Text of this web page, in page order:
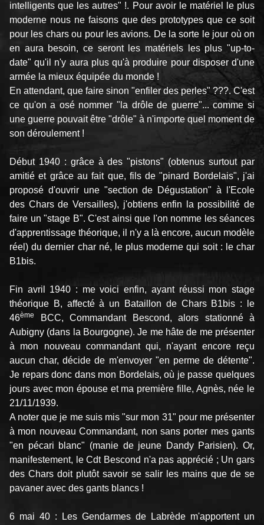
intelligents que les autres" !. Pour avoir le matériel le plus
moderne nous ne faisons que des prototypes que ce soit
pour les chars ou pour les avions. De la sorte le jour où on
en aura besoin, ce seront les matériels les plus "up-to-
date" qu'il n'y aura plus qu'à produire pour disposer d'une
armée la mieux équipée du monde !
En attendant, que faire sinon "enfiler des perles" ???. C'est
ce qu'on a osé nommer "la drôle de guerre"... comme si
une guerre pouvait être "drôle" à n'importe quel moment de
son déroulement !
Début 1940 : grâce à des "pistons" (obtenus surtout par
amitié et grâce au fait que, fils de "pinard Bordelais", j'ai
proposé d'ouvrir une "section de Dégustation" à l'Ecole
des Chars de Versailles), j'obtiens enfin la possibilité de
faire un "stage B". C'est ainsi que l'on nomme les séances
d'apprentissage théorique, il n'y a là encore, aucun modèle
réel) du dernier char né, le plus moderne qui soit : le char
B1bis.
Fin avril 1940 : me voici enfin, ayant réussi mon stage
théorique B, affecté à un Bataillon de Chars B1bis : le
46ème
BCC, Commandant Bescond, alors stationné à
Aubigny (dans la Bourgogne). Je me hâte de me présenter
à mon nouveau commandant qui, n'ayant encore reçu
aucun char, décide de m'envoyer "en perme de détente".
Je repars donc dans mon Bordelais, où je passe quelques
jours avec mon épouse et ma première fille, Agnès, née le
21/11/1939.
A noter que je me suis mis "sur mon 31" pour me présenter
à mon nouveau Commandant, non sans porter mes gants
"en pécari blanc" (manie de jeune Dandy Parisien). Or,
manifestement, le Cdt Bescond n'a pas apprécié ; Un gars
des Chars doit plutôt savoir se salir les mains que de se
pavaner avec des gants blancs !
6 mai 40 : Les Gendarmes de Labrède m'apportent un